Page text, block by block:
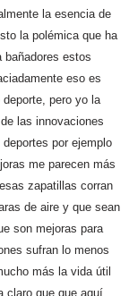
la esencia de
la polémica que ha
bañadores estos
eso es
pero yo la
las innovaciones
por ejemplo
me parecen más
zapatillas corran
de aire y que sean
son mejoras para
sufran lo menos
más la vida útil
claro que que aquí